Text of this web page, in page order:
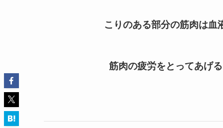
こりのある部分の筋肉は血
筋肉の疲労をとってあげ